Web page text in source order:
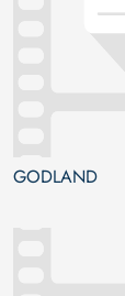
GODLAND